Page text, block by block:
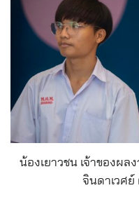
น้องเยาวชน เจ้าของผล
จินดาเวศ